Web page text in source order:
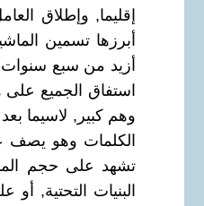
إقليما, وإطلاق
أبرزها تسمين
أزيد من سبع
استفاق الجميع
وهم كبير, لاسيما
الكلمات وهو يصف
تشهد على حجم
البنيات التحتية,